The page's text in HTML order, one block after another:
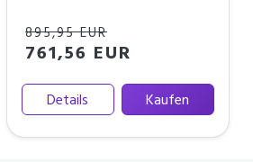
895,95 EUR
761,56 EUR
Details Kaufen